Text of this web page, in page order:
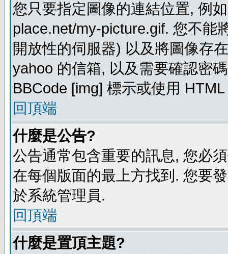
您只要指定圖像的連結位置, 例
place.net/my-picture.gif. 您不能
開放性的伺服器) 以及將圖像存
yahoo 的信箱, 以及需要確認密
BBCode [img] 標示或使用
回頂端
什麼是公告?
公告通常包含重要的訊息, 您必
在每個版面的最上方找到. 您要
於系統管理員.
回頂端
什麼是置頂主題?